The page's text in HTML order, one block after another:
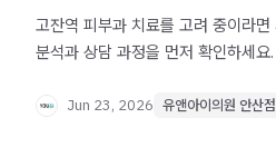
고잔역 피부과 치료를 고려 중이라
분석과 상담 과정을 먼저 확인하세요
정리했습니다.
Jun 23, 2026 유앤아이의원 안산점